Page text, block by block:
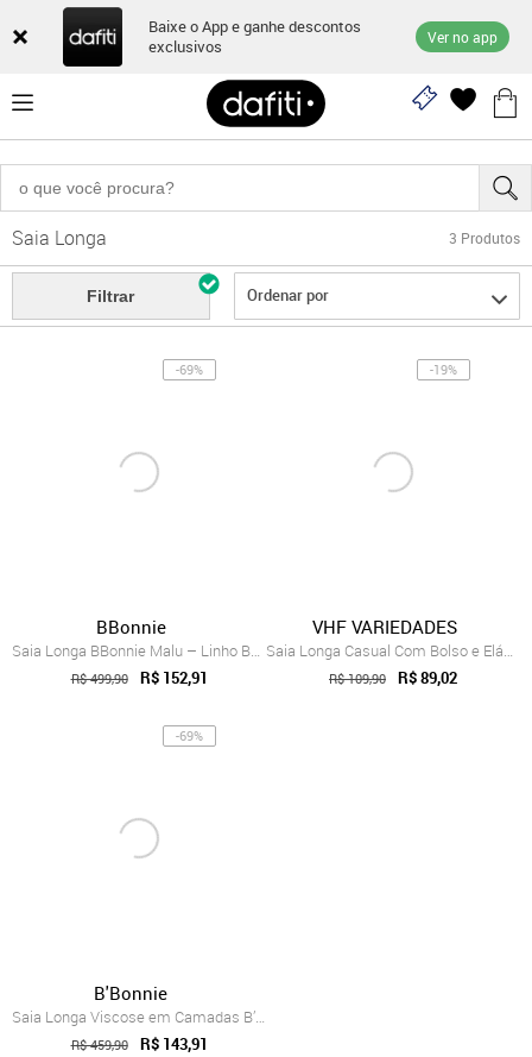
Baixe o App e ganhe descontos
exclusivos
Ver no app
Saia Longa 3 Produtos
Filtrar Ordenar por
-69%
BBonnie
Saia Longa BBonnie Malu – Linho Bege
R$ 499,90 R$ 152,91
-19%
VHF VARIEDADES
Saia Longa Casual Com Bolso e Elástico N...
R$ 109,90 R$ 89,02
-69%
B'Bonnie
Saia Longa Viscose em Camadas B’Bonnie L...
R$ 459,90 R$ 143,91